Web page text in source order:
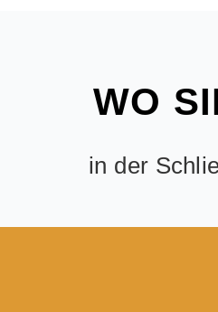
WO
in der